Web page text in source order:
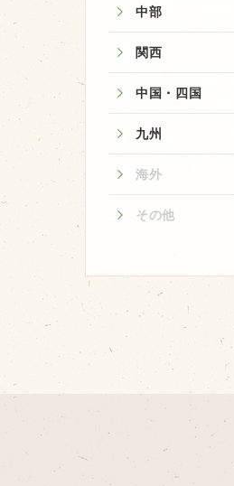
中部
関西
中国・四国
九州
海外
その他
取り扱い店